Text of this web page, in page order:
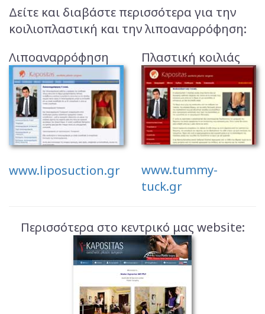
Δείτε και διαβάστε περισσότερα για την
κοιλιοπλαστική και την λιποαναρρόφηση:
Λιποαναρρόφηση
www.liposuction.gr
Πλαστική κοιλιάς
www.tummy-
tuck.gr
Περισσότερα στο κεντρικό μας website: